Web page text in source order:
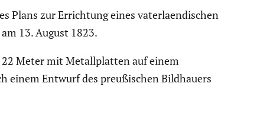
Plans zur Errich­tung eines vater­laen­di­schen
13. August 1823.
22 Meter mit Metall­platten auf einem
einem Entwurf des preußi­schen Bildhauers